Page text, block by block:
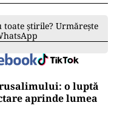
a deschis
aflate în
neutralizat
înarmat a fost
Secrete în